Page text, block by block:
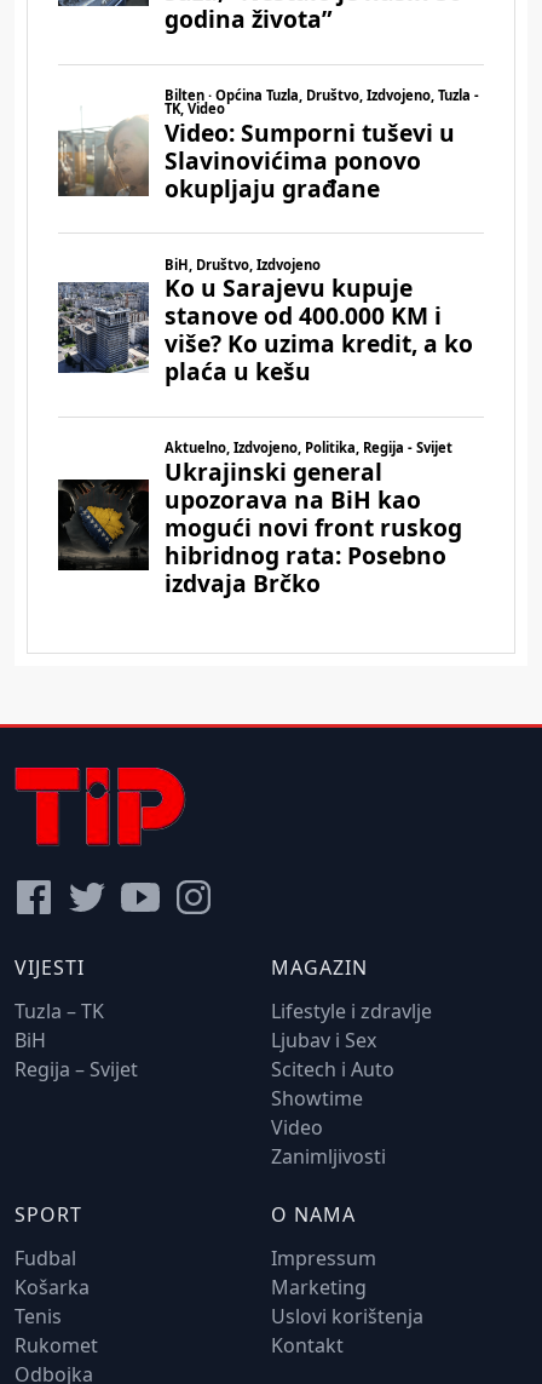
VIJESTI
Tuzla – TK
BiH
Regija – Svijet
MAGAZIN
Lifestyle i zdravlje
Ljubav i Sex
Scitech i Auto
Showtime
Video
Zanimljivosti
SPORT
Fudbal
Košarka
Tenis
Rukomet
Odbojka
O NAMA
Impressum
Marketing
Uslovi korištenja
Kontakt